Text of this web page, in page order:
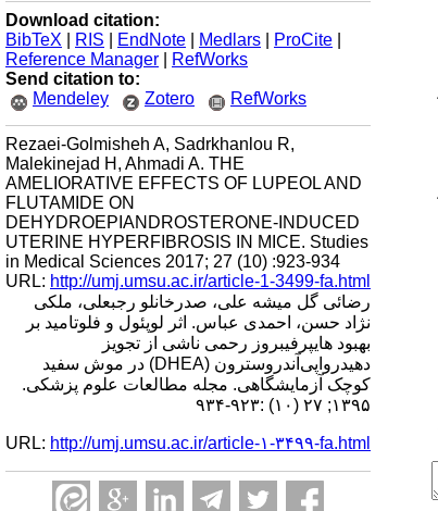
Download citation:
BibTeX
RIS EndNote Medlars ProCite
Reference Manager
RefWorks
Send citation to:
Mendeley
Zotero RefWorks
Rezaei-Golmisheh A, Sadrkhanlou R,
Malekinejad H, Ahmadi A. THE
AMELIORATIVE EFFECTS OF LUPEOL AND
FLUTAMIDE ON
DEHYDROEPIANDROSTERONE-INDUCED
UTERINE HYPERFIBROSIS IN MICE. Studies
in Medical Sciences 2017; 27 (10) :923-934
URL: http://umj.umsu.ac.ir/article-1-3499-fa.html
رضائی گل میشه علی، صدرخانلو رجبعلی، ملکی
نژاد حسن، احمدی عباس. اثر لوپئول و فلوتامید بر
بهبود هایپرفیبروز رحمی ناشی از تجویز
دهیدرواپی‌آندروسترون (DHEA) در موش سفید
کوچک آزمایشگاهی. مجله مطالعات علوم پزشکی.
۱۳۹۵; ۲۷ (۱۰) :۹۲۳-۹۳۴
URL: http://umj.umsu.ac.ir/article-۱-۳۴۹۹-fa.html